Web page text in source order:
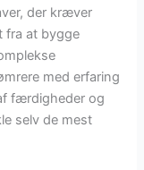
der kræver
fra at bygge
med erfaring
færdigheder og
selv de mest